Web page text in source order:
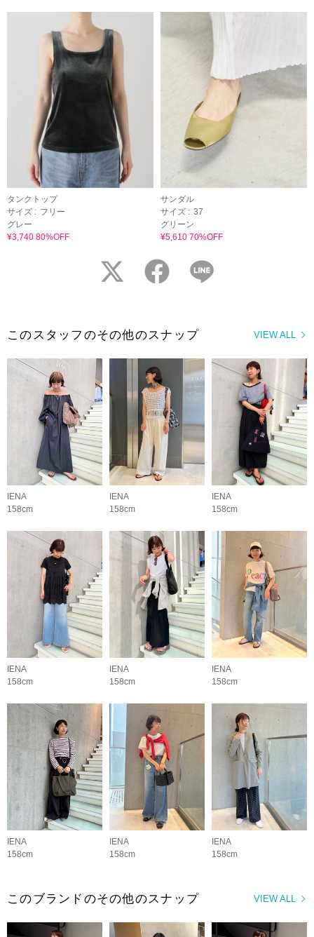
タンクトップ
サイズ : フリー
グレー
¥3,740 80%OFF
サンダル
サイズ : 37
グリーン
¥5,610 70%OFF
twitter facebook
VIEW ALL
このスタッフのその他のスナップ
IENA
158cm
IENA
158cm
IENA
158cm
IENA
158cm
IENA
158cm
IENA
158cm
IENA
158cm
IENA
158cm
IENA
158cm
VIEW ALL
このブランドのその他のスナップ